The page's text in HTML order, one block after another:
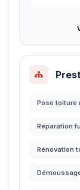
Pose toiture
Réparation
Rénovation